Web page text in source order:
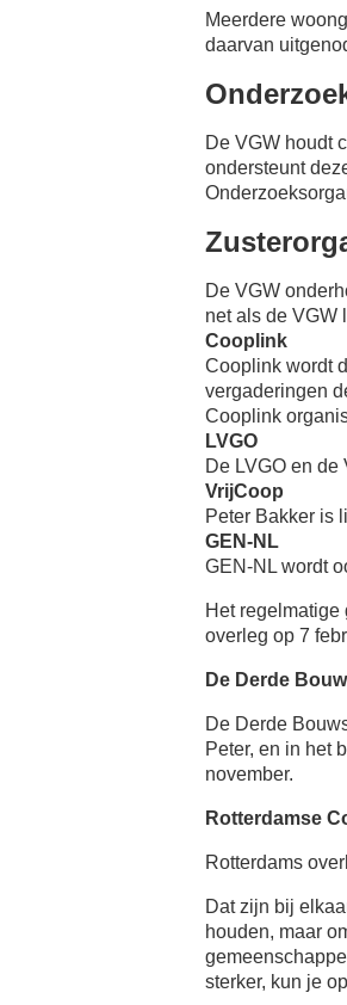
Meerdere
daarvan
De VGW houdt
ondersteunt
De VGW
net als de VGW
Cooplink
Cooplink wordt
vergaderingen
Cooplink
LVGO
De LVGO en
VrijCoop
Peter Bakker is
GEN-NL
GEN-NL wordt
Het
overleg op 7
De Derde
De Derde
Peter, en in het
november.
Rotterdamse
Rotterdams
Dat zijn bij
houden, maar
sterker, kun je